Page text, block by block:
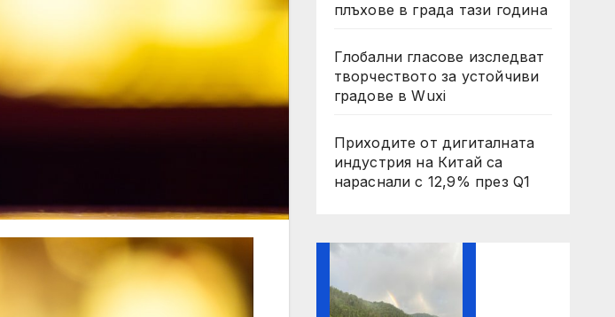
плъхове в града тази година
Глобални гласове изследват
творчеството за устойчиви
градове в Wuxi
Приходите от дигиталната
индустрия на Китай са
нараснали с 12,9% през Q1